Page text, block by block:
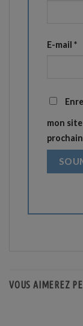
E-mail *
mon
VOUS AIMEREZ